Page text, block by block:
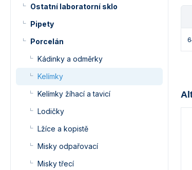
Ostatní laboratorní sklo
Pipety
Porcelán
Kádinky a odměrky
Kelímky
Kelímky žíhací a tavicí
Lodičky
Lžíce a kopistě
Misky odpařovací
Misky třecí